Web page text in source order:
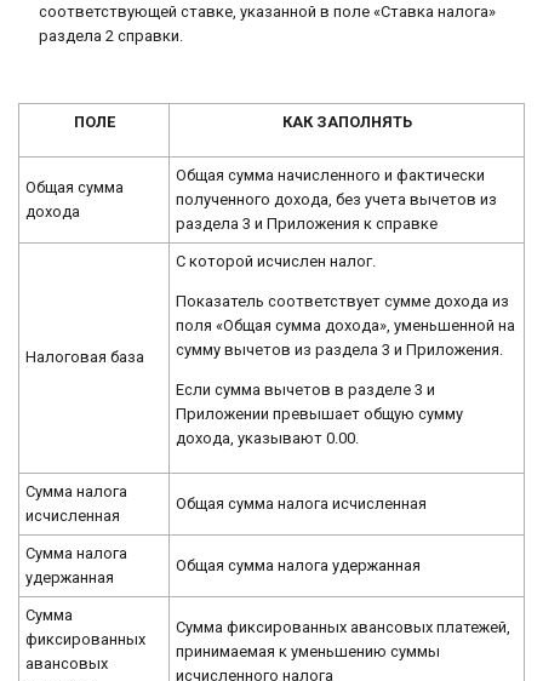
соответствующей ставке, указанной в поле «Ставка налога»
раздела 2 справки.
ПОЛЕ КАК ЗАПОЛНЯТЬ
Общая сумма
дохода
Общая сумма начисленного и фактически
полученного дохода, без учета вычетов из
раздела 3 и Приложения к справке
Налоговая база
С которой исчислен налог.
Показатель соответствует сумме дохода из
поля «Общая сумма дохода», уменьшенной на
сумму вычетов из раздела 3 и Приложения.
Если сумма вычетов в разделе 3 и
Приложении превышает общую сумму
дохода, указывают 0.00.
Сумма налога
исчисленная
Общая сумма налога исчисленная
Сумма налога
удержанная
Общая сумма налога удержанная
Сумма
фиксированных
авансовых
Сумма фиксированных авансовых платежей,
принимаемая к уменьшению суммы
исчисленного налога